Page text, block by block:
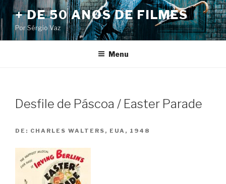
Pular
para
o
conteúdo
+ DE 50 ANOS DE FILMES
Por Sérgio Vaz
Menu
Desfile de Páscoa / Easter Parade
DE: CHARLES WALTERS, EUA, 1948